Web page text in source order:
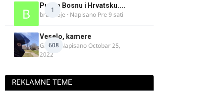
1
Put za Bosnu i Hrvatsku....
bradivoje · Napisano Pre 9 sati
608
Veselo, kamere
GR 46· NapisanoOctobar 25,
2022
REKLAMNE TEME